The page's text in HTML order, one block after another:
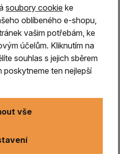
heslo.
Zaregistrujte se
Váš e-mail
novinky, akce a speciální
kdykoliv zrušit.
soubory cookie ke
oblíbeného e-shopu,
vašim potřebám, ke
účelům. Kliknutím na
souhlas s jejich sběrem
poskytneme ten nejlepší
vše